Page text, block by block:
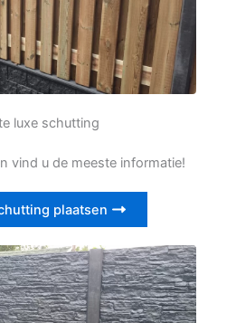
luxe schutting
vind u de meeste informatie!
plaatsen